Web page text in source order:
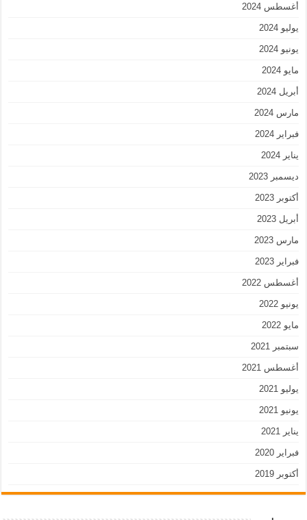
أغسطس 2024
يوليو 2024
يونيو 2024
مايو 2024
أبريل 2024
مارس 2024
فبراير 2024
يناير 2024
ديسمبر 2023
أكتوبر 2023
أبريل 2023
مارس 2023
فبراير 2023
أغسطس 2022
يونيو 2022
مايو 2022
سبتمبر 2021
أغسطس 2021
يوليو 2021
يونيو 2021
يناير 2021
فبراير 2020
أكتوبر 2019